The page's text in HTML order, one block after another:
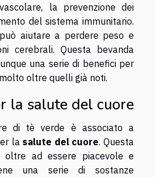
la prevenzione dei
del sistema immunitario.
aiutare a perdere peso e
cerebrali. Questa bevanda
una serie di benefici per
oltre quelli già noti.
la salute del cuore
di tè verde è associato a
la salute del cuore. Questa
oltre ad essere piacevole e
una serie di sostanze